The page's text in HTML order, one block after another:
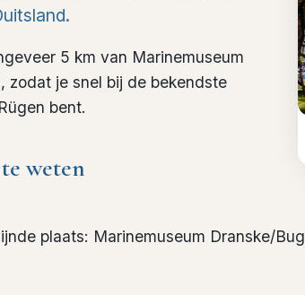
5 km van Marinemuseum
zodat je snel bij de bekendste
bent.
weten
plaats: Marinemuseum Dranske/Bug